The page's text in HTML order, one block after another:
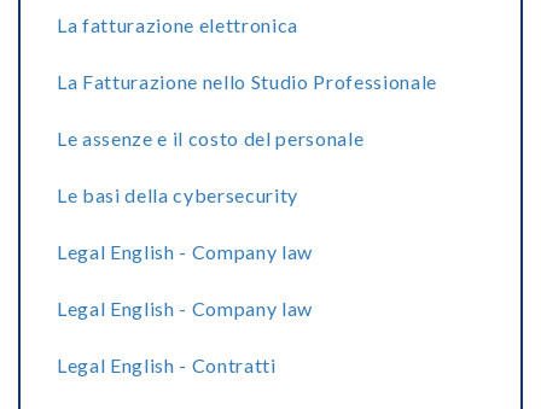
La fatturazione elettronica
La Fatturazione nello Studio Professionale
Le assenze e il costo del personale
Le basi della cybersecurity
Legal English - Company law
Legal English - Company law
Legal English - Contratti